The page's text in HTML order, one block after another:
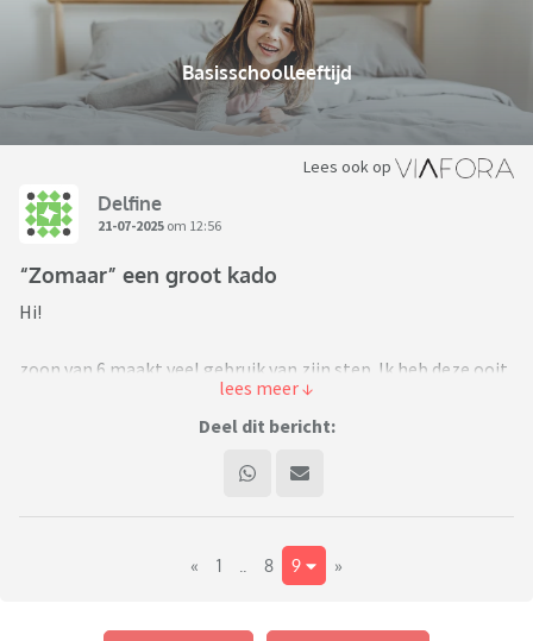
Basisschoolleeftijd
Lees ook op
Delfine
21-07-2025 om 12:56
“Zomaar” een groot kado
Hi!
zoon van 6 maakt veel gebruik van zijn step. Ik heb deze ooit
gekocht via marktplaats voor een tientje en sindsdien is
deze helemaal kapot gebruikt.
nu gaan we binnenkort op vakantie en normaal neemt hij
altijd zijn step mee. Nu is de step echt op. Zoon is pas in de
te nemen op vakantie. Ik vind dit een erg duur kado om
Deel dit bericht:
« 1 8 9 »